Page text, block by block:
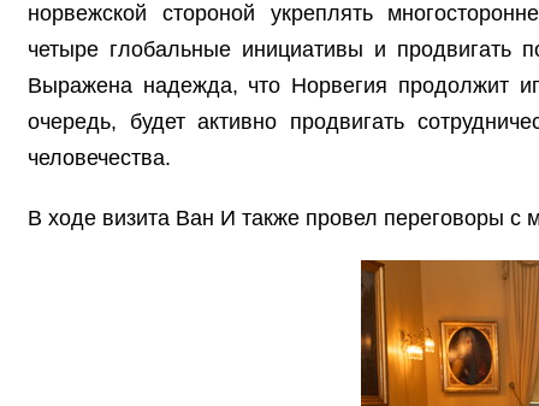
норвежской стороной укреплять
четыре глобальные инициативы и продвигать
Выражена надежда, что Норвегия продолжит
очередь, будет активно продвигать
человечества.
В ходе визита Ван И также провел переговоры